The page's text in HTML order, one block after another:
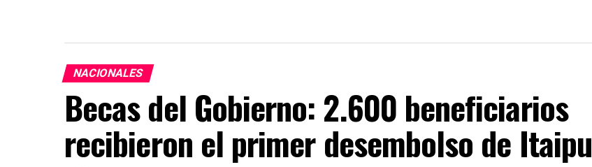
NACIONALES
Becas del Gobierno: 2.600 beneficiarios
recibieron el primer desembolso de Itaipu